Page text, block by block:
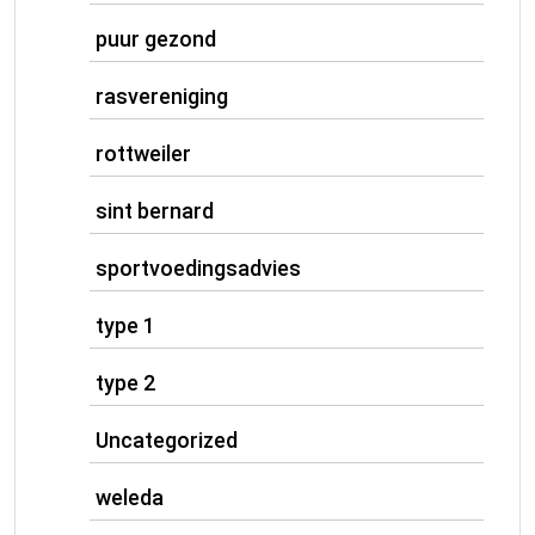
puur gezond
rasvereniging
rottweiler
sint bernard
sportvoedingsadvies
type 1
type 2
Uncategorized
weleda